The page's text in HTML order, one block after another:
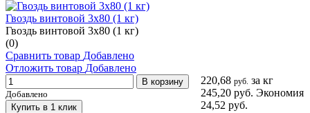
Гвоздь винтовой 3х80 (1 кг)
Гвоздь винтовой 3х80 (1 кг)
(0)
Сравнить товар Добавлено
Отложить товар Добавлено
220,68 руб. за кг
245,20 руб. Экономия
24,52 руб.
В корзину
Добавлено
Купить в 1 клик